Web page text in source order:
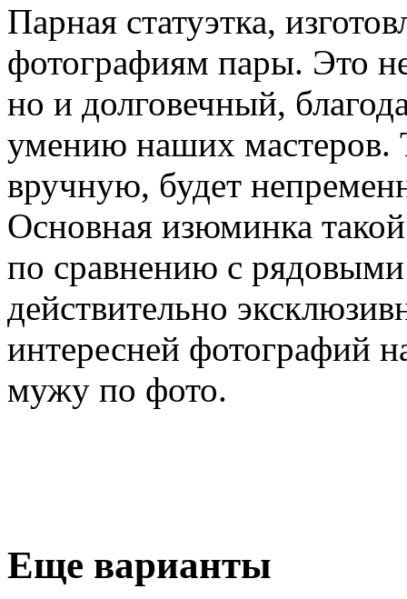
Парная статуэтка,
фотографиям пары. Это
но и долговечный,
умению наших мастеров.
вручную, будет
Основная изюминка
по сравнению с
действительно
интересней фотографий
мужу по фото.
Еще варианты